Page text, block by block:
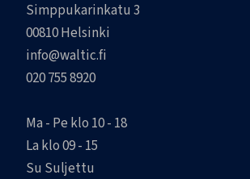
Simppukarinkatu 3
00810 Helsinki
info@waltic.fi
020 755 8920
Ma - Pe klo 10 - 18
La klo 09 - 15
Su Suljettu